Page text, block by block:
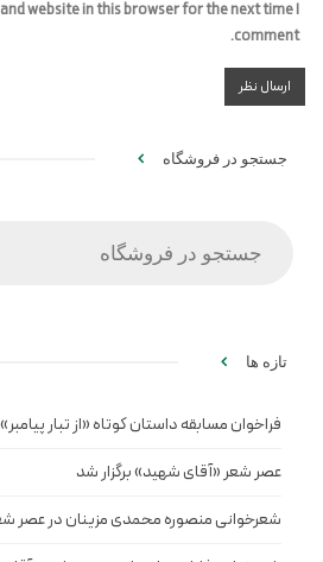
website in this browser for the next time I
comment.
جستجو در فروشگاه
تازه ها
فراخوان مسابقه داستان کوتاه «از تبار پیامبر»
عصر شعر «آقای شهید» برگزار شد
شعرخوانی منصوره محمدی مزینان در عصر